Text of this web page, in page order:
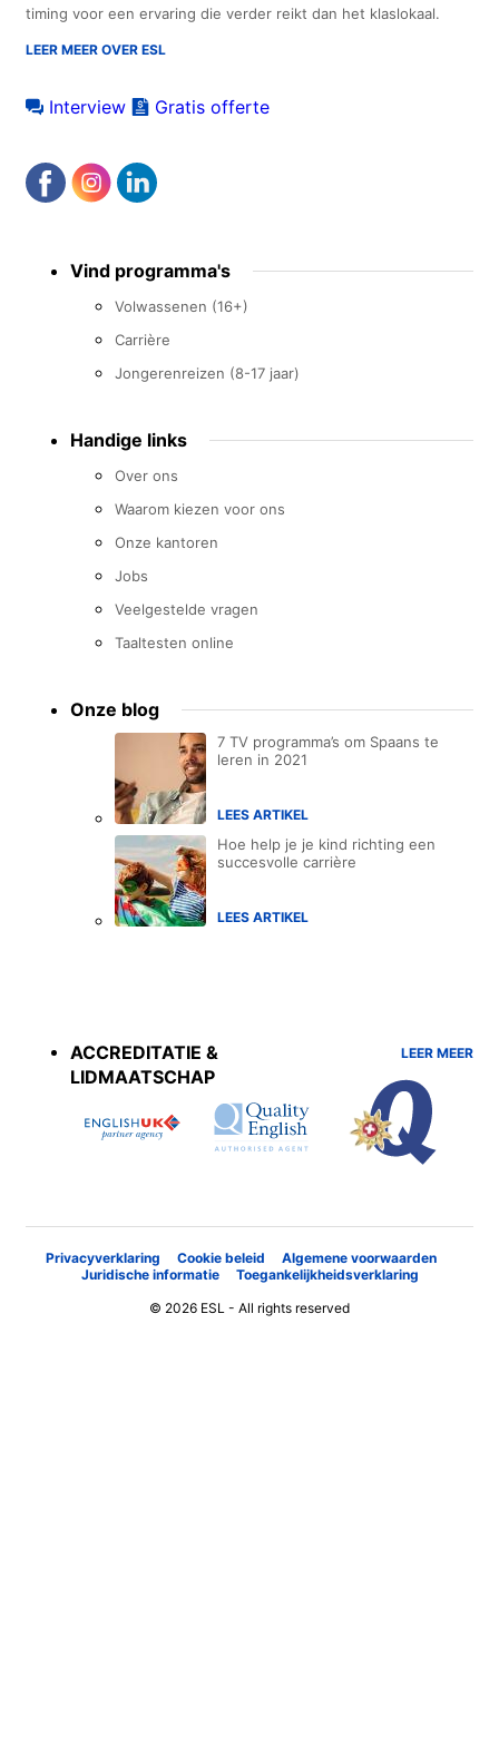
timing voor een ervaring die verder reikt dan het klaslokaal.
LEER MEER OVER ESL
Interview Gratis offerte
menu Vind programma's
Volwassenen (16+)
Carrière
Jongerenreizen (8-17 jaar)
Handige links
Over ons
Waarom kiezen voor ons
Onze kantoren
Jobs
Veelgestelde vragen
Taaltesten online
Onze blog
7 TV programma’s om Spaans te
leren in 2021
LEES ARTIKEL
Hoe help je je kind richting een
succesvolle carrière
LEES ARTIKEL
ACCREDITATIE &
LIDMAATSCHAP
LEER MEER
Privacyverklaring Cookie beleid
Algemene voorwaarden
Juridische informatie
Toegankelijkheidsverklaring
© 2026 ESL - All rights reserved